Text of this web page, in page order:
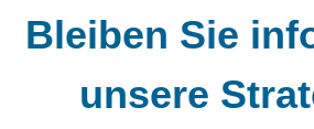
Bleiben Sie
unsere